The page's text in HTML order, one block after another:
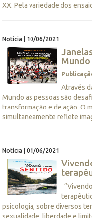
XX. Pela variedade dos
Notícia | 10/06/2021
Mundo
Através
Mundo as pessoas são
transformação e de ação. O
simultaneamente reflete
Notícia | 01/06/2021
psicologia, sobre diversos
sexualidade, liberdade e